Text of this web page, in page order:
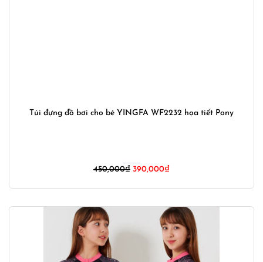
Túi đựng đồ bơi cho bé YINGFA WF2232 họa tiết Pony
450,000₫ Giá
450,000₫.
390,000₫Giá
là:
390,000₫.